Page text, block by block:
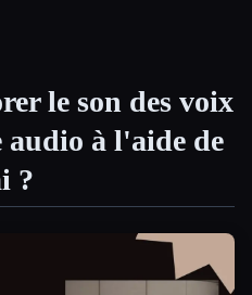
le son des voix
audio à l'aide de
?